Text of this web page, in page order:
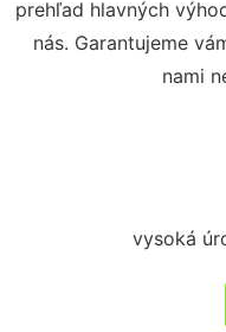
prehľad hlavných
nás. Garantujeme
nami
vysoká